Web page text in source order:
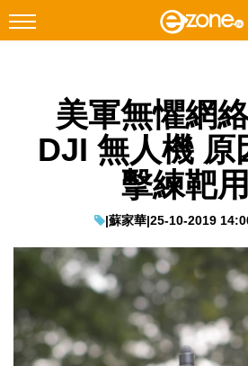
Facebook Instagram
科技焦點
教學評測
EduTech
IT Times
生成式AI與雲端應用
美軍無懼網
DJI 無人機 原
擊練靶
|蘇家華|25-10-2019